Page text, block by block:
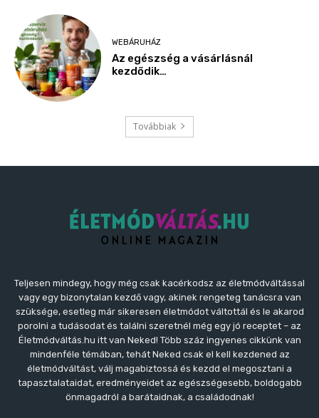
WEBÁRUHÁZ
Az egészség a vásárlásnál
kezdődik…
Továbbiak
Teljesen mindegy, hogy még csak kacérkodsz az életmódváltással
vagy egy bizonytalan kezdő vagy, akinek rengeteg tanácsra van
szüksége, esetleg már sikeresen életmódot váltottál és le akarod
porolni a tudásodat és találni szeretnél még egy jó receptet – az
Életmódváltás.hu itt van Neked! Több száz ingyenes cikkünk van
mindenféle témában, tehát Neked csak el kell kezdened az
életmódváltást, válj magabiztossá és kezdd el megosztani a
tapasztalataidat, eredményeidet az egészségesebb, boldogabb
önmagadról a barátaidnak, a családodnak!